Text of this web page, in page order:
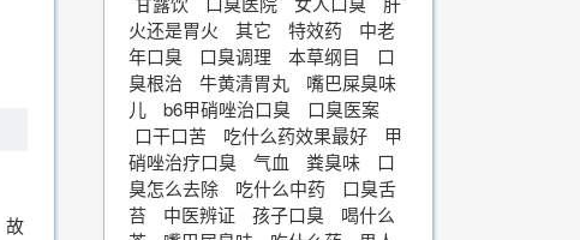
故
火还是胃火
其它 特效药
中老
年口臭
口臭调理 本草纲目
口
臭根治
牛黄清胃丸
嘴巴屎臭味
儿
b6甲硝唑治口臭
口臭医案
口干口苦
吃什么药效果最好
甲
硝唑治疗口臭
气血 粪臭味
口
臭怎么去除
吃什么中药
口臭舌
苔
中医辨证 孩子口臭
喝什么